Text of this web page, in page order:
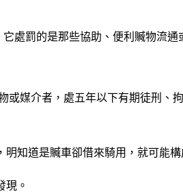
處罰的是那些協助、便利贓物流
或媒介者，處五年以下有期徒刑、
知道是贓車卻借來騎用，就可能構
現。